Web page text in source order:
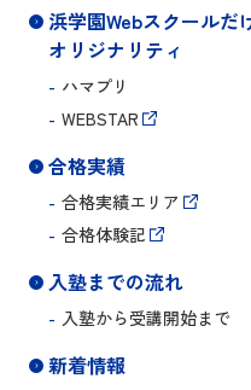
浜学園Webスクールだ
オリジナリティ
ハマプリ
WEBSTAR
合格実績
合格実績エリア
合格体験記
入塾までの流れ
入塾から受講開始まで
新着情報